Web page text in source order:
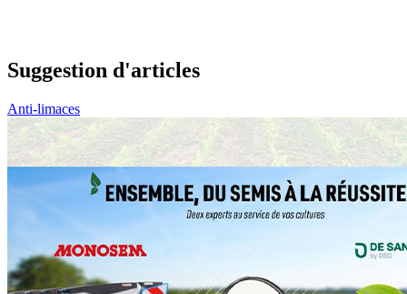
Suggestion d'articles
Anti-limaces